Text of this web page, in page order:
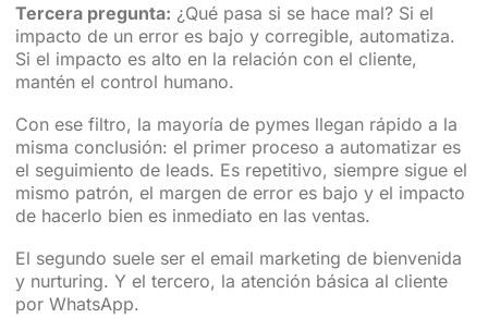
Tercera pregunta: ¿Qué pasa si se hace mal? Si el
impacto de un error es bajo y corregible, automatiza.
Si el impacto es alto en la relación con el cliente,
mantén el control humano.
Con ese filtro, la mayoría de pymes llegan rápido a la
misma conclusión: el primer proceso a automatizar es
el seguimiento de leads. Es repetitivo, siempre sigue el
mismo patrón, el margen de error es bajo y el impacto
de hacerlo bien es inmediato en las ventas.
El segundo suele ser el email marketing de bienvenida
y nurturing. Y el tercero, la atención básica al cliente
por WhatsApp.